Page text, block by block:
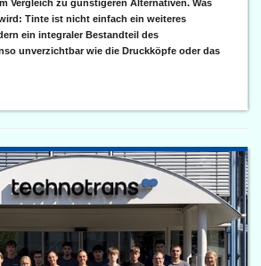
Vergleich zu günstigeren Alternativen. Was
Tinte ist nicht einfach ein weiteres
ein integraler Bestandteil des
unverzichtbar wie die Druckköpfe oder das